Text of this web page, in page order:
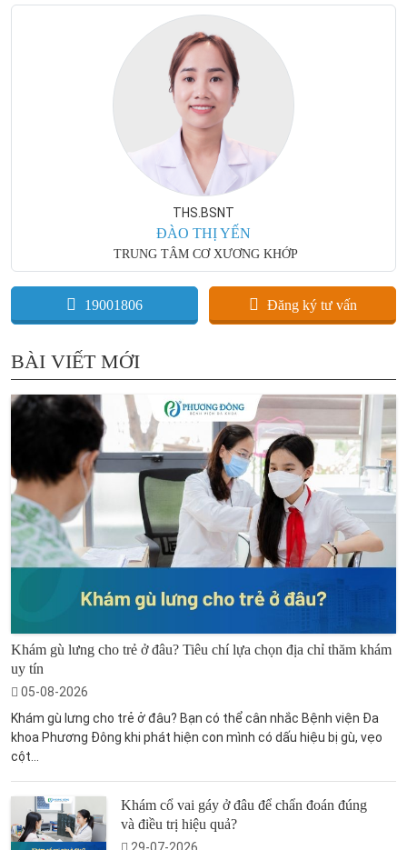
THS.BSNT
ĐÀO THỊ YẾN
TRUNG TÂM CƠ XƯƠNG KHỚP
19001806 Đăng ký tư vấn
BÀI VIẾT MỚI
Khám gù lưng cho trẻ ở đâu? Tiêu chí lựa chọn địa chỉ thăm khám
uy tín
05-08-2026
Khám gù lưng cho trẻ ở đâu? Bạn có thể cân nhắc Bệnh viện Đa
khoa Phương Đông khi phát hiện con mình có dấu hiệu bị gù, vẹo
cột...
Khám cổ vai gáy ở đâu để chẩn đoán đúng
và điều trị hiệu quả?
29-07-2026